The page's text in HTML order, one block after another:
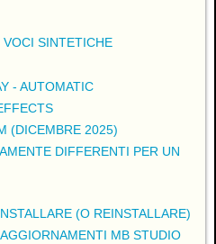
SINTETICHE
- AUTOMATIC
(DICEMBRE 2025)
DIFFERENTI PER UN
(O REINSTALLARE)
MB STUDIO